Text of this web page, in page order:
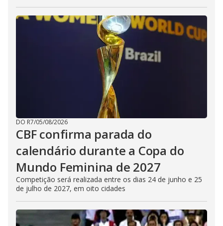
DO R7/05/08/2026
CBF confirma parada do
calendário durante a Copa do
Mundo Feminina de 2027
Competição será realizada entre os dias 24 de junho e 25
de julho de 2027, em oito cidades